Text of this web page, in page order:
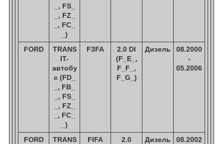
_, FS_
_, FZ_
_, FC_
_)
FORD
TRANS
IT-
автобу
с (FD_
_, FB_
_, FS_
_, FZ_
_, FC_
_)
F3FA
2.0 DI
(F_E_,
F_F_,
F_G_)
Дизель
08.2000
-
05.2006
FORD
TRANS
FIFA
2.0
Дизель
08.2002